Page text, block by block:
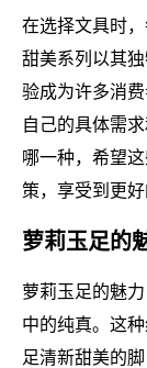
在选择文具时
甜美系列以其
验成为许多消
自己的具体需
哪一种，希望
策，享受到更好
萝莉玉足的
萝莉玉足的魅
中的纯真。这
足清新甜美的